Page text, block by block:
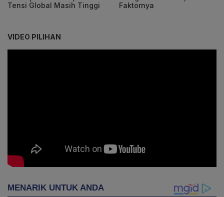
Tensi Global Masih Tinggi
Faktornya
VIDEO PILIHAN